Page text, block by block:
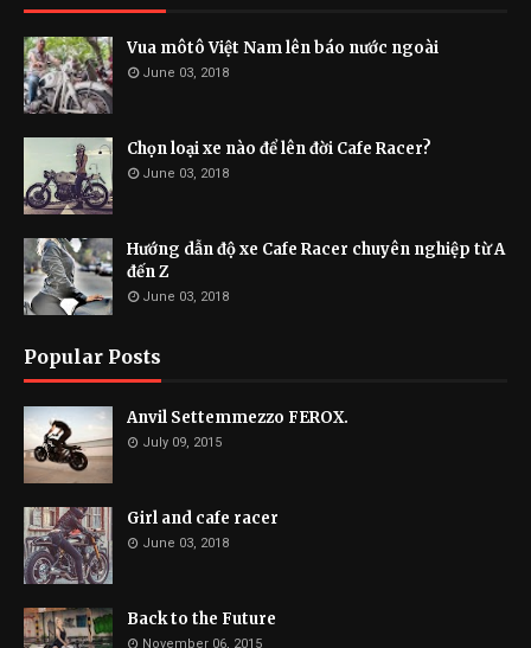
Vua môtô Việt Nam lên báo nước ngoài
June 03, 2018
Chọn loại xe nào để lên đời Cafe Racer?
June 03, 2018
Hướng dẫn độ xe Cafe Racer chuyên nghiệp từ A
đến Z
June 03, 2018
Popular Posts
Anvil Settemmezzo FEROX.
July 09, 2015
Girl and cafe racer
June 03, 2018
Back to the Future
November 06, 2015